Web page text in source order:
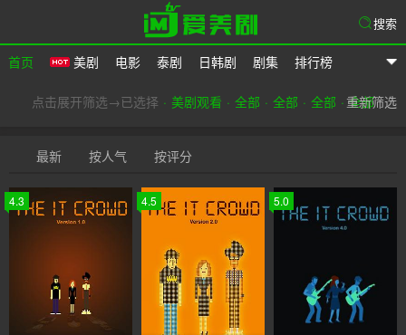
爱美剧
首页 美剧 电影 泰剧 日韩剧 剧集 排行榜
搜索
点击展开筛选→已选择 美剧观看 全部 全部 全部 全部
重新筛选
最新 按人气 按评分
4.3 4.5 5.0